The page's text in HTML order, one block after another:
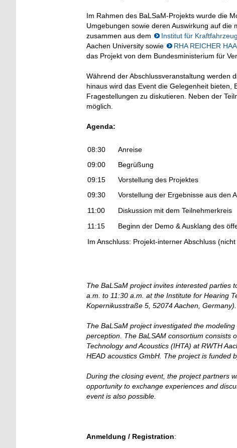
Im Rahmen des BaLSaM-Projekts wurde die
Umgebungen sowie deren Auswirkung auf die
zusammen aus dem
Institut für
Aachen University sowie
RHA REICHER
das Projekt von dem Bundesministerium für
Während der Abschlussveranstaltung werden
hinaus wird das Event die Gelegenheit
Fragestellungen zu diskutieren. Neben der
möglich.
Agenda:
08:30
Anreise
09:00
Begrüßung
09:15
Vorstellung des Projektes
09:30
Vorstellung der Ergebnisse aus den
11:00
Diskussion mit dem Teilnehmerkreis
11:15
Beginn der Demo & Ausklang des
Im Anschluss: Projekt-interner Abschluss
The BaLSaM project invites interested parties
a.m. to 11:30 a.m. at the Institute for Hearing
Kopernikusstraße 5, 52074 Aachen, Germany).
The BaLSaM project investigated the
perception. The BaLSAM consortium consists
Technology and Acoustics (IHTA) at RWTH
HEAD acoustics GmbH. The project is funded
During the closing event, the project partners
opportunity to exchange experiences and
event is also possible.
Anmeldung / Registration: